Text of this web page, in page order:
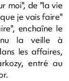
moi", de "la vie
je vais faire"
enchaîne le
la veille à
les affaires,
entré au